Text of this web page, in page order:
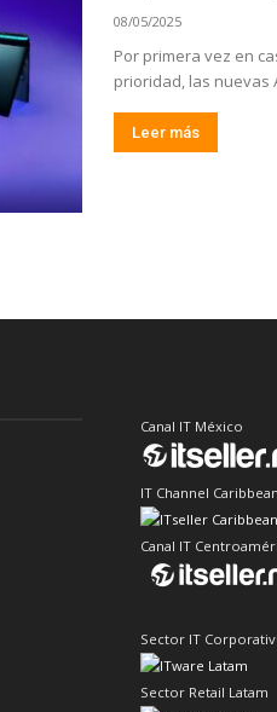
08/05/2025
Por primera vez en
prioridad, las nuevas
Leer más
Canal IT México
IT Channel Caribbean
Canal IT
Sector IT
Sector Retail Latam